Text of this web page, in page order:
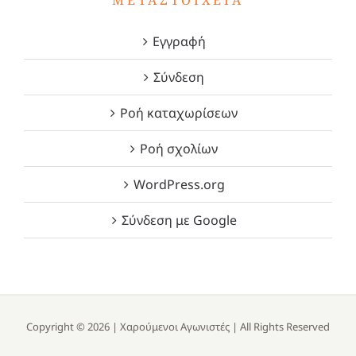
Εγγραφή
Σύνδεση
Ροή καταχωρίσεων
Ροή σχολίων
WordPress.org
Σύνδεση με Google
Copyright © 2026 | Χαρούμενοι Αγωνιστές | All Rights Reserved